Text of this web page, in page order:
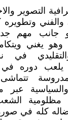
التصوير
والفني وتطويره
جانب مهم
وهو يغني
في
يلعب دوره في
والسياسية عبر
مظلومية
كله في